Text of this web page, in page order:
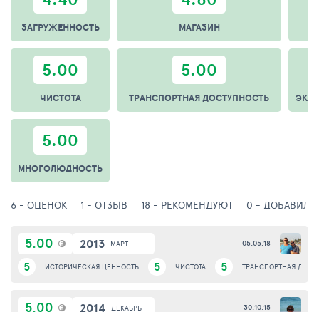
ЗАГРУЖЕННОСТЬ МАГАЗИН
5.00
ЧИСТОТА
5.00
ТРАНСПОРТНАЯ ДОСТУПНОСТЬ
5.00
МНОГОЛЮДНОСТЬ
6 - ОЦЕНОК 1 - ОТЗЫВ 18 - РЕКОМЕНДУЮТ 0 - ДОБАВИЛИ
5.00
5 ИСТОРИЧЕСКАЯ ЦЕННОСТЬ 5 ЧИСТОТА 5 ТРАНСПОРТНАЯ
2013 МАРТ 05.05.18
5.00 2014 ДЕКАБРЬ 30.10.15